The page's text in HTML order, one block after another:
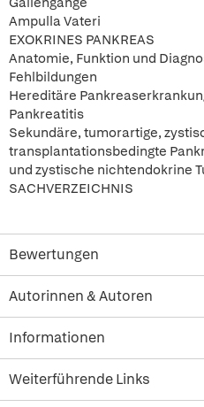
Ampulla Vateri
EXOKRINES PANKREAS
Anatomie, Funktion und
Fehlbildungen
Hereditäre
Pankreatitis
Sekundäre, tumorartige,
transplantationsbedingte
und zystische nichtendokrine
SACHVERZEICHNIS
Bewertungen
Autorinnen & Autoren
Informationen
Weiterführende Links